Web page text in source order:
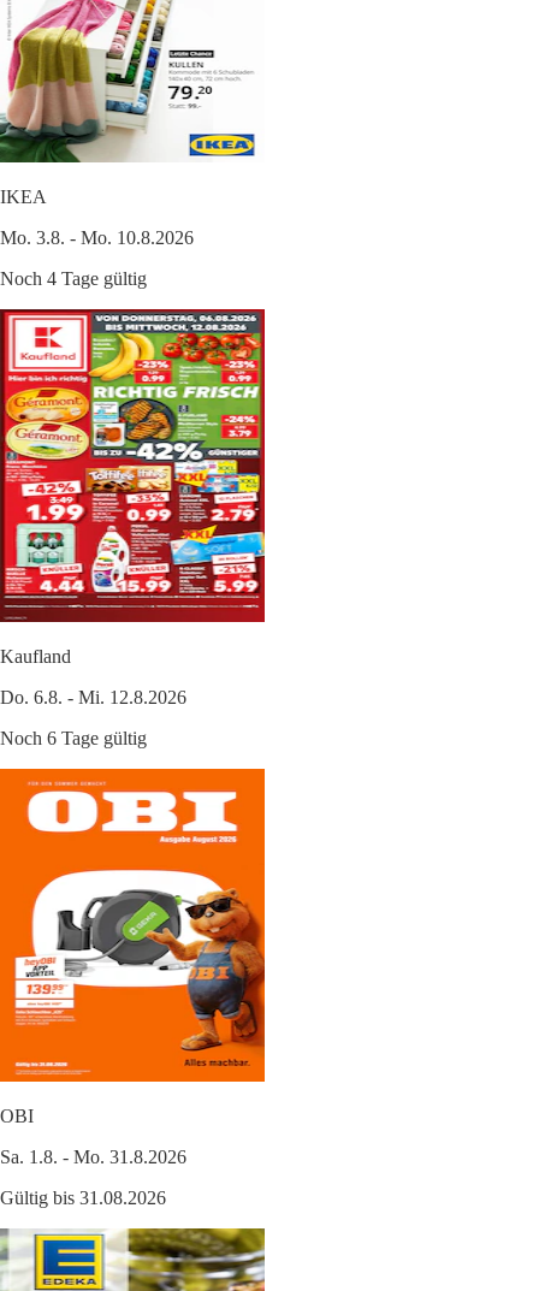
IKEA
Mo. 3.8. - Mo. 10.8.2026
Noch 4 Tage gültig
Kaufland
Do. 6.8. - Mi. 12.8.2026
Noch 6 Tage gültig
OBI
Sa. 1.8. - Mo. 31.8.2026
Gültig bis 31.08.2026